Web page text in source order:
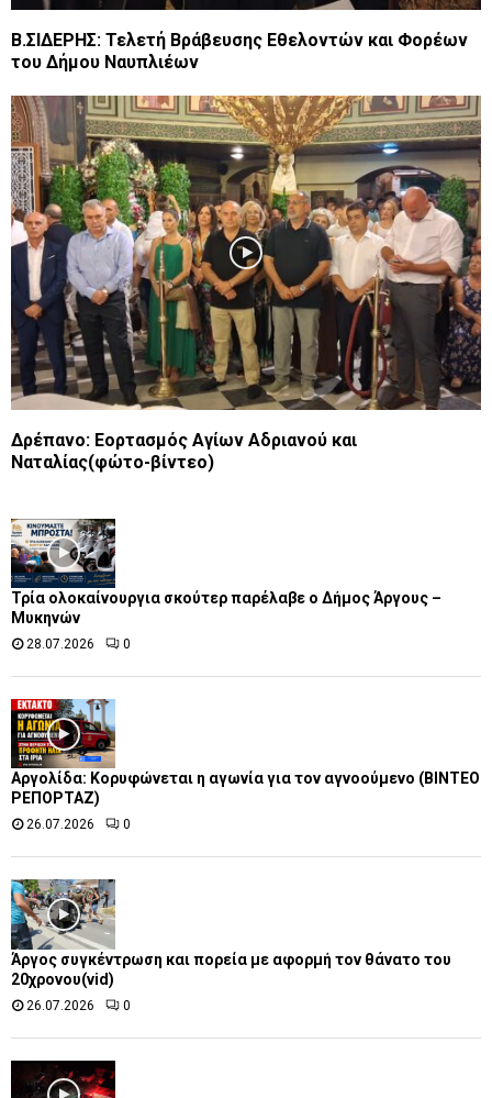
B.ΣΙΔΕΡΗΣ: Τελετή Βράβευσης Εθελοντών και Φορέων
του Δήμου Ναυπλιέων
Δρέπανο: Εορτασμός Αγίων Αδριανού και
Ναταλίας(φώτο-βίντεο)
Τρία ολοκαίνουργια σκούτερ παρέλαβε o Δήμος Άργους –
Μυκηνών
28.07.2026 0
Αργολίδα: Κορυφώνεται η αγωνία για τον αγνοούμενο (ΒΙΝΤΕΟ
ΡΕΠΟΡΤΑΖ)
26.07.2026 0
Άργος συγκέντρωση και πορεία με αφορμή τον θάνατο του
20χρονου(vid)
26.07.2026 0